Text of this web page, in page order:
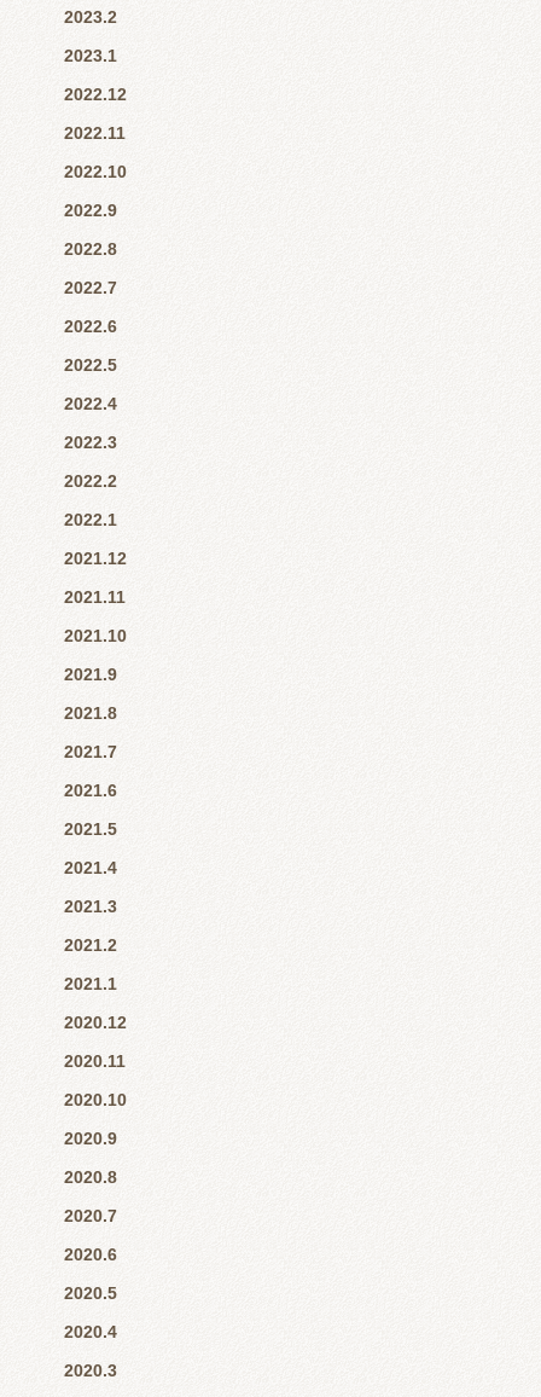
2023.2
2023.1
2022.12
2022.11
2022.10
2022.9
2022.8
2022.7
2022.6
2022.5
2022.4
2022.3
2022.2
2022.1
2021.12
2021.11
2021.10
2021.9
2021.8
2021.7
2021.6
2021.5
2021.4
2021.3
2021.2
2021.1
2020.12
2020.11
2020.10
2020.9
2020.8
2020.7
2020.6
2020.5
2020.4
2020.3